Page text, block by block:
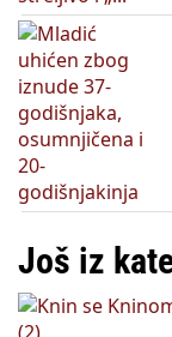
Još iz